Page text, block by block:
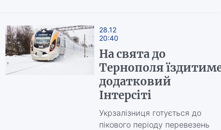
28.12
20:40
На свята до
Тернополя
додатковий
Інтерсіті
Укрзалізниця готується до
пікового періоду перевезень